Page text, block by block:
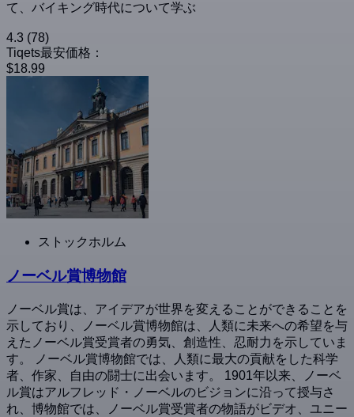
て、バイキング時代について学ぶ
4.3 (78)
Tiqets最安価格：
$18.99
ストックホルム
ノーベル賞博物館
ノーベル賞は、アイデアが世界を変えることができることを
示しており、ノーベル賞博物館は、人類に未来への希望を与
えたノーベル賞受賞者の勇気、創造性、忍耐力を示していま
す。 ノーベル賞博物館では、人類に最大の貢献をした科学
者、作家、自由の闘士に出会います。 1901年以来、ノーベ
ル賞はアルフレッド・ノーベルのビジョンに沿って授与さ
れ、博物館では、ノーベル賞受賞者の物語がビデオ、ユニー